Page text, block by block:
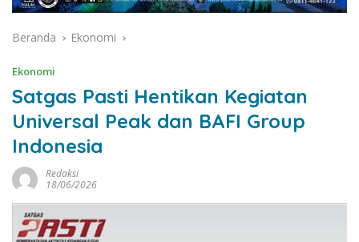
Beranda Ekonomi
Ekonomi
Satgas Pasti Hentikan Kegiatan
Universal Peak dan BAFI Group
Indonesia
Redaksi
18/06/2026